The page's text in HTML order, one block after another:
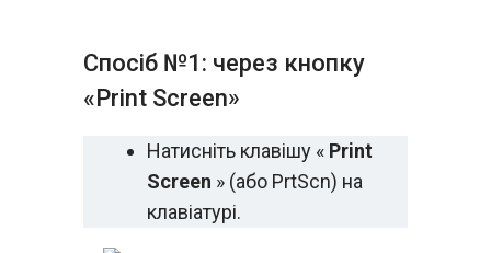
Спосіб №1: через кнопку
«Print Screen»
Натисніть клавішу « Print
Screen » (або PrtScn) на
клавіатурі.